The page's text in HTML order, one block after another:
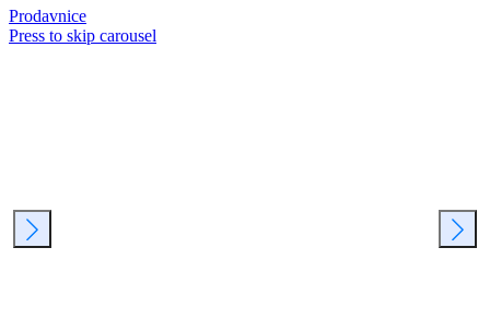
Prodavnice
Press to skip carousel